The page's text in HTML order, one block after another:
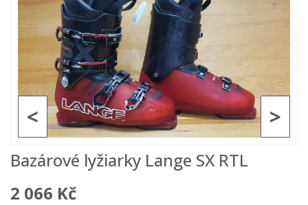
>
<
Bazárové lyžiarky Lange SX RTL
2 066 Kč